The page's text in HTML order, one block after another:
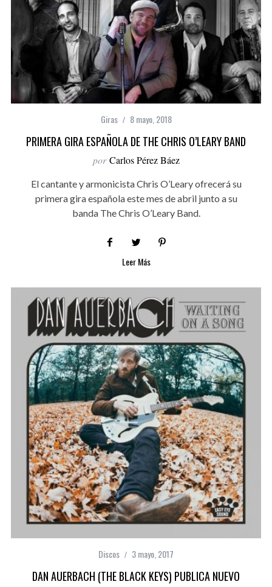
Giras 8 mayo, 2018
PRIMERA GIRA ESPAÑOLA DE THE CHRIS O’LEARY BAND
por Carlos Pérez Báez
El cantante y armonicista Chris O’Leary ofrecerá su
primera gira española este mes de abril junto a su
banda The Chris O’Leary Band.
Leer Más
Discos 3 mayo, 2017
DAN AUERBACH (THE BLACK KEYS) PUBLICA NUEVO